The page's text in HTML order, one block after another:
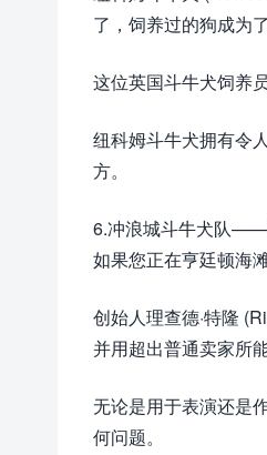
了，饲养过的狗成为
这位英国斗牛犬饲养
纽科姆斗牛犬拥有令
方。
6.冲浪城斗牛犬队——
如果您正在亨廷顿海
创始人理查德·特隆
并用超出普通卖家所
无论是用于表演还是
何问题。